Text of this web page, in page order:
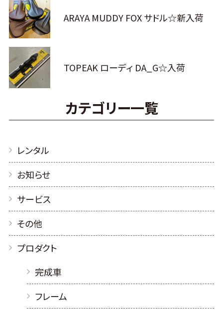
ARAYA MUDDY FOX サドル☆新入荷
TOPEAK ローディ DA_G☆入荷
カテゴリー一覧
レンタル
お知らせ
サービス
その他
プロダクト
完成車
フレーム